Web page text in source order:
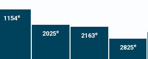
1154e
2025e
2163e
2825e